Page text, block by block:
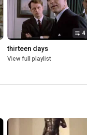
4
thirteen days
View full playlist